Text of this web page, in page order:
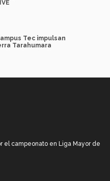
Tec impulsan
Tarahumara
el campeonato en Liga Mayor de